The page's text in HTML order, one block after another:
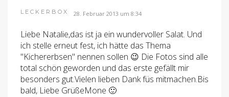
LECKERBOX 28. Februar 2013 um 8:34
Liebe Natalie,das ist ja ein wundervoller Salat. Und
ich stelle erneut fest, ich hätte das Thema
"Kichererbsen" nennen sollen 😉 Die Fotos sind alle
total schön geworden und das erste gefällt mir
besonders gut.Vielen lieben Dank füs mitmachen.Bis
bald, Liebe GrüßeMone 🙂